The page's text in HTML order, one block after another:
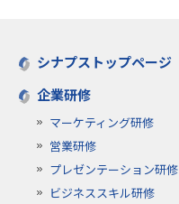
シナプストップページ
企業研修
マーケティング研修
営業研修
プレゼンテーション研修
ビジネススキル研修